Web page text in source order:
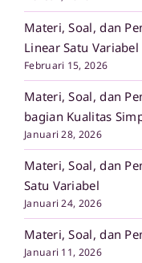
Materi, Soal, dan
Linear Satu Variabel
Februari 15, 2026
Materi, Soal, dan
bagian Kualitas
Januari 28, 2026
Materi, Soal, dan
Satu Variabel
Januari 24, 2026
Materi, Soal, dan
Januari 11, 2026